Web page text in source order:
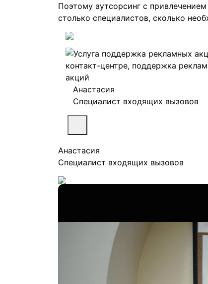
Поэтому аутсорсинг с
столько специалистов, сколько
Анастасия
Специалист входящих вызовов
Анастасия
Специалист входящих вызовов
Сейчас просматривают:
Реализовано проектов (август):